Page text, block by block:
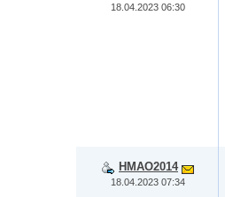
18.04.2023 06:30
HMAO2014
18.04.2023 07:34